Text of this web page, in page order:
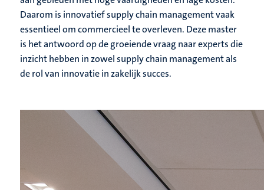
Daarom is innovatief supply chain management vaak
essentieel om commercieel te overleven. Deze master
is het antwoord op de groeiende vraag naar experts die
inzicht hebben in zowel supply chain management als
de rol van innovatie in zakelijk succes.